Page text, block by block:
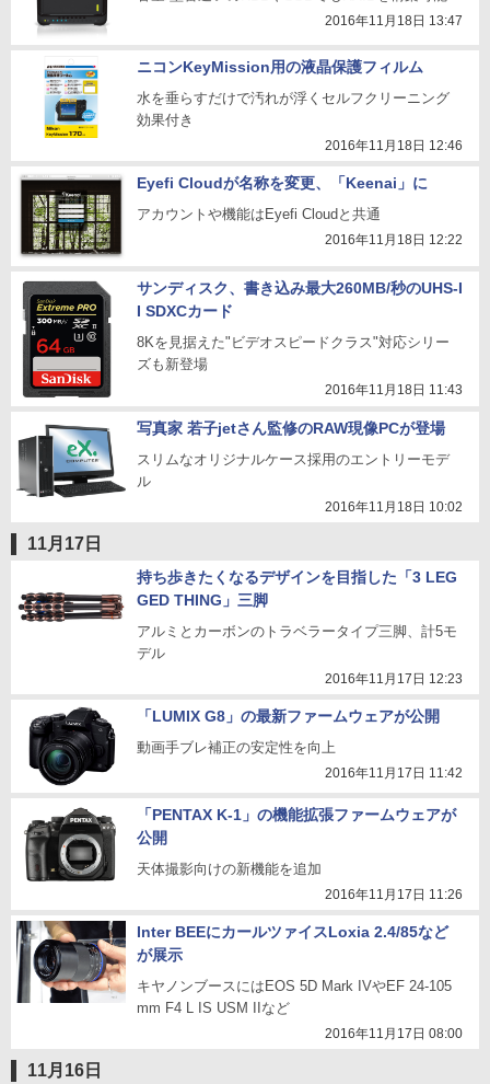
2016年11月18日 13:47
ニコンKeyMission用の液晶保護フィルム
水を垂らすだけで汚れが浮くセルフクリーニング
効果付き
2016年11月18日 12:46
Eyefi Cloudが名称を変更、「Keenai」に
アカウントや機能はEyefi Cloudと共通
2016年11月18日 12:22
サンディスク、書き込み最大260MB/秒のUHS-I
I SDXCカード
8Kを見据えた"ビデオスピードクラス"対応シリー
ズも新登場
2016年11月18日 11:43
写真家 若子jetさん監修のRAW現像PCが登場
スリムなオリジナルケース採用のエントリーモデ
ル
2016年11月18日 10:02
11月17日
持ち歩きたくなるデザインを目指した「3 LEG
GED THING」三脚
アルミとカーボンのトラベラータイプ三脚、計5モ
デル
2016年11月17日 12:23
「LUMIX G8」の最新ファームウェアが公開
動画手ブレ補正の安定性を向上
2016年11月17日 11:42
「PENTAX K-1」の機能拡張ファームウェアが
公開
天体撮影向けの新機能を追加
2016年11月17日 11:26
Inter BEEにカールツァイスLoxia 2.4/85など
が展示
キヤノンブースにはEOS 5D Mark IVやEF 24-105
mm F4 L IS USM IIなど
2016年11月17日 08:00
11月16日